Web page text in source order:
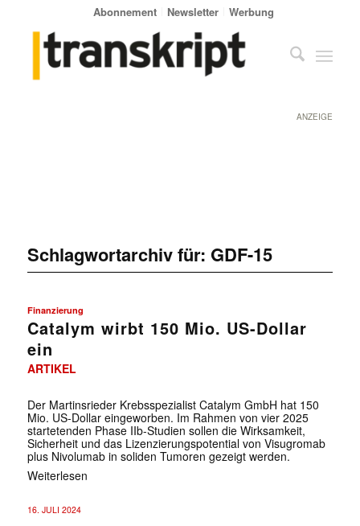
Abonnement Newsletter Werbung
ANZEIGE
Schlagwortarchiv für: GDF-15
Finanzierung
Catalym wirbt 150 Mio. US-Dollar
ein
ARTIKEL
Der Martinsrieder Krebsspezialist Catalym GmbH hat 150
Mio. US-Dollar eingeworben. Im Rahmen von vier 2025
startetenden Phase IIb-Studien sollen die Wirksamkeit,
Sicherheit und das Lizenzierungspotential von Visugromab
plus Nivolumab in soliden Tumoren gezeigt werden.
Weiterlesen
16. JULI 2024